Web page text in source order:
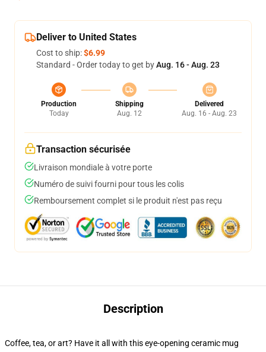
Deliver to United States
Cost to ship:$6.99
Standard - Order today to get byAug. 16 - Aug. 23
Production
Today
Shipping
Aug. 12
Delivered
Aug. 16 - Aug. 23
Transaction sécurisée
Livraison mondiale à votre porte
Numéro de suivi fourni pour tous les colis
Remboursement complet si le produit n'est pas reçu
Description
Coffee, tea, or art? Have it all with this eye-opening ceramic mug